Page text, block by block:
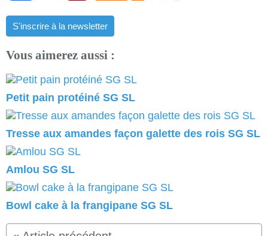
S'inscrire à la newsletter
Vous aimerez aussi :
Petit pain protéiné SG SL
Tresse aux amandes façon galette des rois SG SL
Amlou SG SL
Bowl cake à la frangipane SG SL